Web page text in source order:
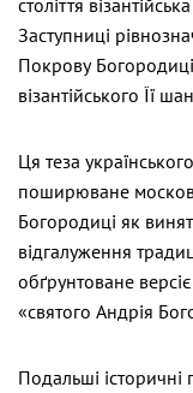
Заступниці
Покрову Богородиці
візантійського Її
Ця теза
поширюване
Богородиці як
відгалуження
обґрунтоване
«святого Андрія
Подальші історичні